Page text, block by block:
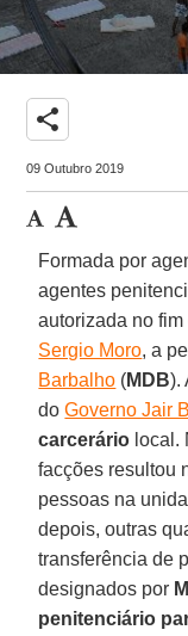
share
09 Outubro 2019
Formada por
agentes
autorizada no
Sergio Moro, a
Barbalho (MDB).
doGoverno Jair
carcerário local.
facções resultou
pessoas na
depois, outras
transferência de
designados por
penitenciário